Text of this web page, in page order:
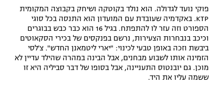
הצטרפות לחבילת הערוצים
לוח דרושים – ג'ובנט
פוקי נועד לגדולה. הוא נולד בקוטקה ושיחק בקבוצה המקומית
KTP. באקדמיה שעובדת עם המועדון הוא התנסה בכל סוגי
הספורט וזה עזר לו להתפתח. בגיל 16 הוא כבר כבש בבוגרים
וכיכב בנבחרות הצעירות, נרשם בפנקסים של בכירי הסקאוטים
ביבשת וזכה באופן טבעי לכינוי: "יארי ליטמאנן החדש". צ'לסי
הזמינה אותו לשבוע מבחנים, אבל הבינה במהרה שהילד עדיין לא
מוכן. גם יובנטוס התעניינה, אבל בסופו של דבר סביליה היא זו
ששמה עליו את היד.